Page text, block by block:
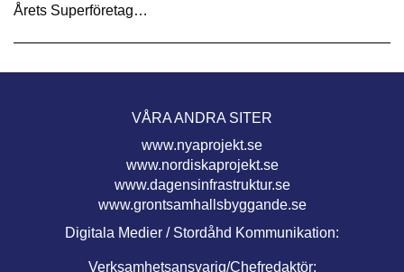
Årets Superföretag…
VÅRA ANDRA SITER
www.nyaprojekt.se
www.nordiskaprojekt.se
www.dagensinfrastruktur.se
www.grontsamhallsbyggande.se
Digitala Medier / Stordåhd Kommunikation:
Verksamhetsansvarig/Chefredaktör: